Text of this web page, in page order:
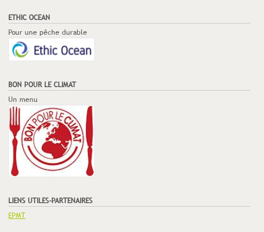
ETHIC OCEAN
Pour une pêche durable
BON POUR LE CLIMAT
Un menu
LIENS UTILES-PARTENAIRES
EPMT